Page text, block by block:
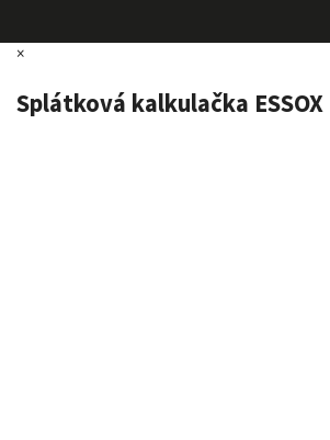
×
Splátková kalkulačka ESSOX